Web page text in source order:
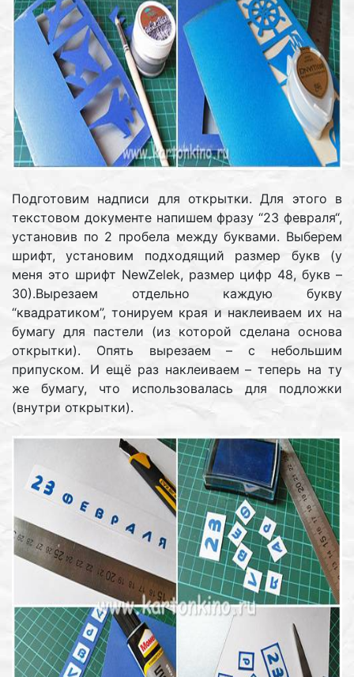
Подготовим надписи для открытки. Для этого в
текстовом документе напишем фразу “23 февраля“,
установив по 2 пробела между буквами. Выберем
шрифт, установим подходящий размер букв (у
меня это шрифт NewZelek, размер цифр 48, букв –
30).Вырезаем отдельно каждую букву
“квадратиком”, тонируем края и наклеиваем их на
бумагу для пастели (из которой сделана основа
открытки). Опять вырезаем – с небольшим
припуском. И ещё раз наклеиваем – теперь на ту
же бумагу, что использовалась для подложки
(внутри открытки).